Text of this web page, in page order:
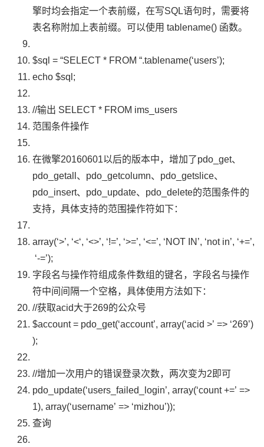
擎时均会指定一个表前缀，在写SQL语句时，需要将
表名称附加上表前缀。可以使用 tablename() 函数。
$sql = “SELECT * FROM “.tablename(‘users’);
echo $sql ;
//输出 SELECT * FROM ims_users
范围条件操作
在微擎20160601以后的版本中，增加了pdo_get、
pdo_getall 、 pdo_getcolumn、 pdo_getslice、
pdo_insert、 pdo_update、 pdo_delete的范围条件的
支持，具体支持的范围操作符如下：
array(‘>’, ‘<‘, ‘<>’, ‘!=’, ‘>=’, ‘<=’, ‘NOT IN’, ‘not in’, ‘+=’,
‘-=’);
字段名与操作符组成条件数组的键名，字段名与操作
符中间间隔一个空格，具体使用方法如下：
//获取acid大于269的公众号
$account= pdo_get(‘account’, array(‘acid >’ => ‘269’)
);
//增加一次用户的错误登录次数，两次变为2即可
pdo_update(‘users_failed_login’, array(‘count +=’ =>
1), array(‘username’ => ‘mizhou’));
查询